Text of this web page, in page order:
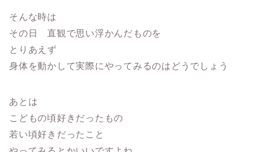
そんな時は
その日 直観で思い浮かんだものを
とりあえず
身体を動かして実際にやってみるのはどうでしょう
あとは
こどもの頃好きだったもの
若い頃好きだったこと